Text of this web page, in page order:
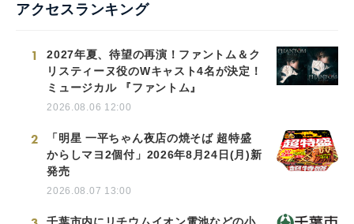
アクセスランキング
1
2027年夏、待望の再演！ファントム＆ク
リスティーヌ役のWキャスト4名が決定！
ミュージカル 『ファントム』
2026.08.06 12:00
2
「明星 一平ちゃん夜店の焼そば 超特盛
からしマヨ2個付」2026年8月24日(月)新
発売
2026.08.07 13:00